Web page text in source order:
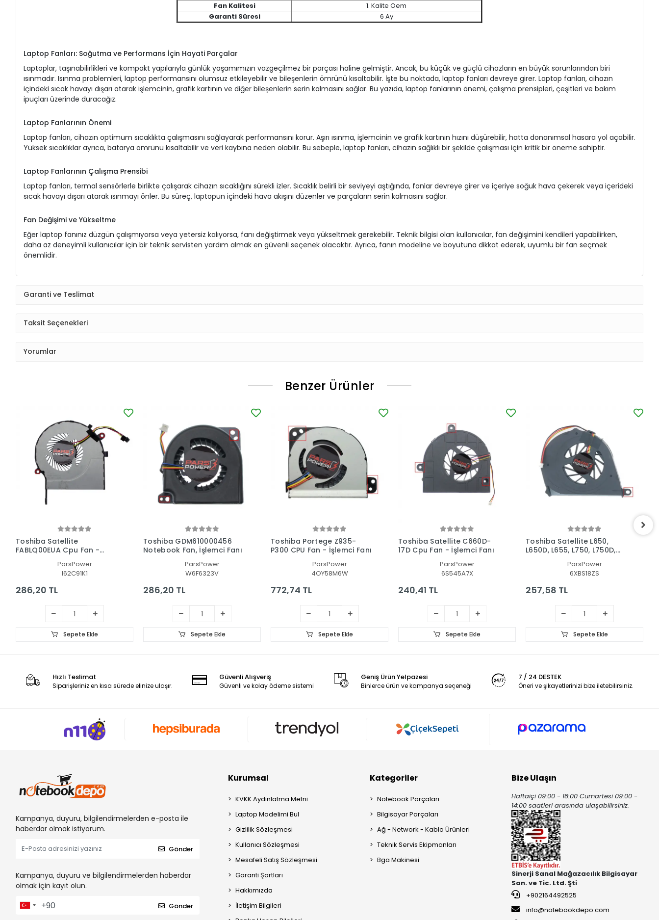
Fan Kalitesi
1. Kalite Oem
Garanti Süresi
6 Ay
Laptop Fanları: Soğutma ve Performans İçin Hayati Parçalar
Laptoplar, taşınabilirlikleri ve kompakt yapılarıyla günlük yaşamımızın vazgeçilmez bir parçası haline gelmiştir. Ancak, bu küçük ve güçlü cihazların en büyük sorunlarından biri
ısınmadır. Isınma problemleri, laptop performansını olumsuz etkileyebilir ve bileşenlerin ömrünü kısaltabilir. İşte bu noktada, laptop fanları devreye girer. Laptop fanları, cihazın
içindeki sıcak havayı dışarı atarak işlemcinin, grafik kartının ve diğer bileşenlerin serin kalmasını sağlar. Bu yazıda, laptop fanlarının önemi, çalışma prensipleri, çeşitleri ve bakım
ipuçları üzerinde duracağız.
Laptop Fanlarının Önemi
Laptop fanları, cihazın optimum sıcaklıkta çalışmasını sağlayarak performansını korur. Aşırı ısınma, işlemcinin ve grafik kartının hızını düşürebilir, hatta donanımsal hasara yol açabilir.
Yüksek sıcaklıklar ayrıca, batarya ömrünü kısaltabilir ve veri kaybına neden olabilir. Bu sebeple, laptop fanları, cihazın sağlıklı bir şekilde çalışması için kritik bir öneme sahiptir.
Laptop Fanlarının Çalışma Prensibi
Laptop fanları, termal sensörlerle birlikte çalışarak cihazın sıcaklığını sürekli izler. Sıcaklık belirli bir seviyeyi aştığında, fanlar devreye girer ve içeriye soğuk hava çekerek veya içerideki
sıcak havayı dışarı atarak ısınmayı önler. Bu süreç, laptopun içindeki hava akışını düzenler ve parçaların serin kalmasını sağlar.
Fan Değişimi ve Yükseltme
Eğer laptop fanınız düzgün çalışmıyorsa veya yetersiz kalıyorsa, fanı değiştirmek veya yükseltmek gerekebilir. Teknik bilgisi olan kullanıcılar, fan değişimini kendileri yapabilirken,
daha az deneyimli kullanıcılar için bir teknik servisten yardım almak en güvenli seçenek olacaktır. Ayrıca, fanın modeline ve boyutuna dikkat ederek, uyumlu bir fan seçmek
önemlidir.
Garanti ve Teslimat
Taksit Seçenekleri
Yorumlar
Benzer Ürünler
Toshiba Satellite
FABLQ00EUA Cpu Fan -
ParsPower
I62C91K1
286,20 TL
Sepete Ekle
Toshiba GDM610000456
Notebook Fan, İşlemci Fanı
ParsPower
W6F6323V
286,20 TL
Sepete Ekle
Toshiba Portege Z935-
P300 CPU Fan - İşlemci Fanı
ParsPower
4OY58M6W
772,74 TL
Sepete Ekle
Toshiba Satellite C660D-
17D Cpu Fan - İşlemci Fanı
ParsPower
6S545A7X
240,41 TL
Sepete Ekle
Toshiba Satellite L650,
L650D, L655, L750, L750D,
Notebook İşlemci Fanı
ParsPower
6XBS18ZS
257,58 TL
Sepete Ekle
Hızlı Teslimat
Siparişleriniz en kısa sürede elinize ulaşır.
Güvenli Alışveriş
Güvenli ve kolay ödeme sistemi
Geniş Ürün Yelpazesi
Binlerce ürün ve kampanya seçeneği
7 / 24 DESTEK
Öneri ve şikayetlerinizi bize iletebilirsiniz.
Kampanya, duyuru, bilgilendirmelerden e-posta ile
haberdar olmak istiyorum.
Gönder
Kampanya, duyuru ve bilgilendirmelerden haberdar
olmak için kayıt olun.
Gönder
Kurumsal
KVKK Aydınlatma Metni
Laptop Modelimi Bul
Gizlilik Sözleşmesi
Kullanıcı Sözleşmesi
Mesafeli Satış Sözleşmesi
Garanti Şartları
Hakkımızda
İletişim Bilgileri
Kategoriler
Notebook Parçaları
Bilgisayar Parçaları
Ağ - Network - Kablo Ürünleri
Teknik Servis Ekipmanları
Bga Makinesi
Bize Ulaşın
Haftaiçi 09:00 - 18:00 Cumartesi 09:00 -
14:00 saatleri arasında ulaşabilirsiniz.
Sinerji Sanal Mağazacılık Bilgisayar
San. ve Tic. Ltd. Şti
+902164492525
info@notebookdepo.com